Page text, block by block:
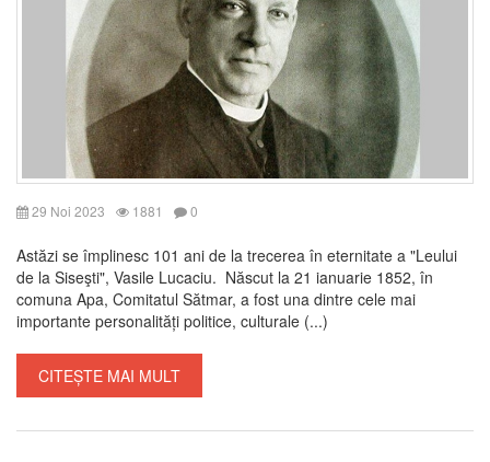
29 Noi 2023 1881 0
Astăzi se împlinesc 101 ani de la trecerea în eternitate a "Leului
de la Siseşti", Vasile Lucaciu. Născut la 21 ianuarie 1852, în
comuna Apa, Comitatul Sătmar, a fost una dintre cele mai
importante personalități politice, culturale (...)
CITEȘTE MAI MULT